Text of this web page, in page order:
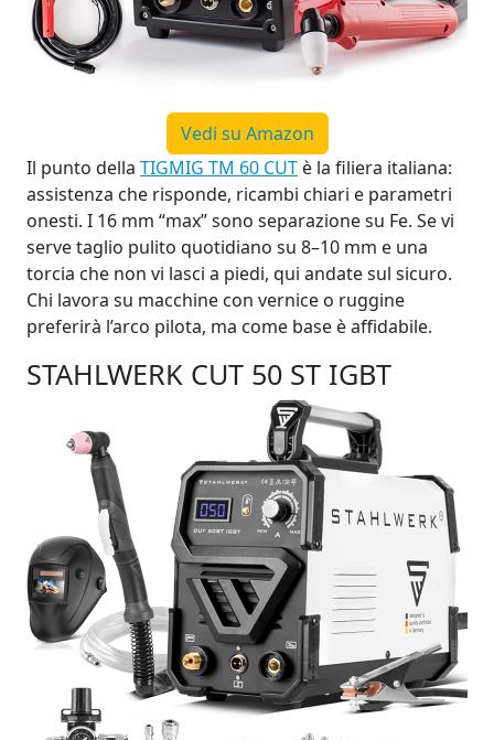
Vedi su Amazon
Il punto della TIGMIG TM 60 CUT è la filiera italiana:
assistenza che risponde, ricambi chiari e parametri
onesti. I 16 mm “max” sono separazione su Fe. Se vi
serve taglio pulito quotidiano su 8–10 mm e una
torcia che non vi lasci a piedi, qui andate sul sicuro.
Chi lavora su macchine con vernice o ruggine
preferirà l’arco pilota, ma come base è affidabile.
STAHLWERK CUT 50 ST IGBT